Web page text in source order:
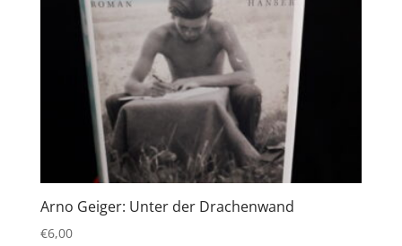
Arno Geiger: Unter der Drachenwand
€6,00